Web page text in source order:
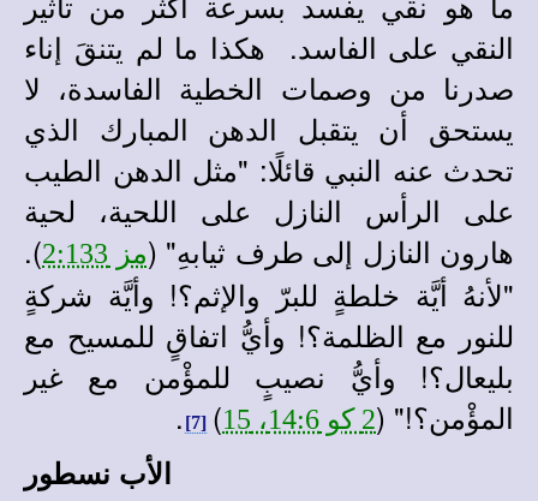
النقي على الفاسد. هكذا ما لم يتنقَ إناء
صدرنا من وصمات الخطية الفاسدة، لا
يستحق أن يتقبل الدهن المبارك الذي
تحدث عنه النبي قائلًا: "مثل الدهن الطيب
على الرأس النازل على اللحية، لحية
هارون النازل إلى طرف ثيابهِ" (مز 2:133
).
"لأنهُ أيَّة خلطةٍ للبرّ والإثم؟! وأيَّة شركةٍ
للنور مع الظلمة؟! وأيُّ اتفاقٍ للمسيح مع
بليعال؟! وأيُّ نصيبٍ للمؤْمن مع غير
المؤْمن؟!" (2 كو 14:6، 15 )
[7]
.
الأب نسطور